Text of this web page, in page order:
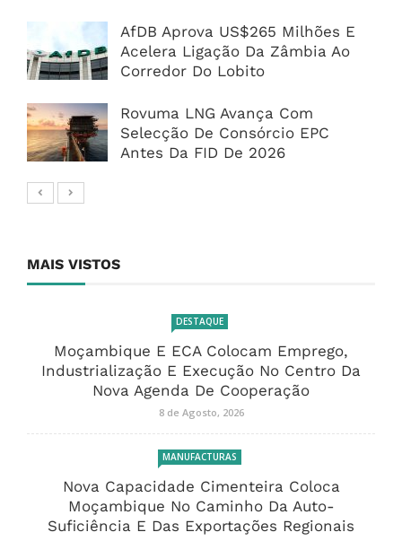
AfDB Aprova US$265 Milhões E
Acelera Ligação Da Zâmbia Ao
Corredor Do Lobito
Rovuma LNG Avança Com
Selecção De Consórcio EPC
Antes Da FID De 2026
MAIS VISTOS
DESTAQUE
Moçambique E ECA Colocam Emprego,
Industrialização E Execução No Centro Da
Nova Agenda De Cooperação
8 de Agosto, 2026
MANUFACTURAS
Nova Capacidade Cimenteira Coloca
Moçambique No Caminho Da Auto-
Suficiência E Das Exportações Regionais